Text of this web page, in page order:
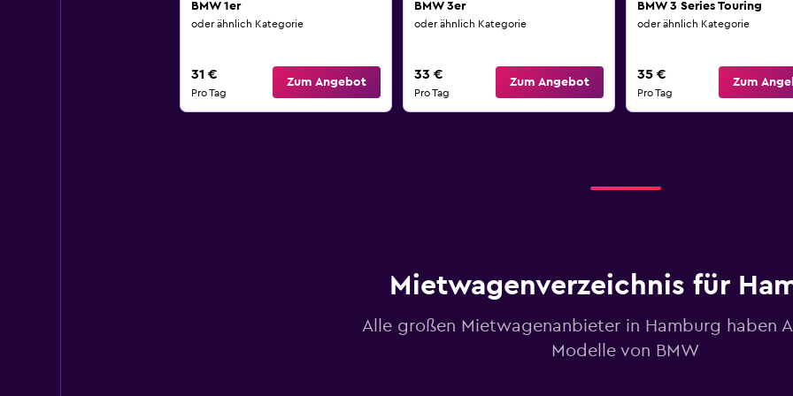
BMW 1er
oder ähnlich Kategorie
31 €
Pro Tag
Zum Angebot
BMW 3er
oder ähnlich Kategorie
33 €
Pro Tag
Zum Angebot
BMW 3 Series Touring
oder ähnlich Kategorie
35 €
Pro Tag
Zum
Mietwagenverzeichnis für
Alle großen Mietwagenanbieter in Hamburg haben
Modelle von BMW